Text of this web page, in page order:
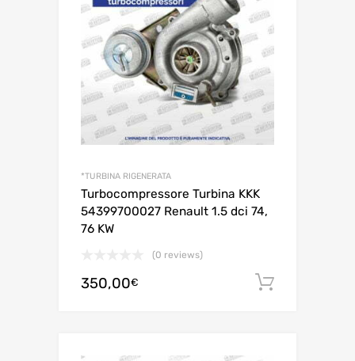
*TURBINA RIGENERATA
Turbocompressore Turbina KKK
54399700027 Renault 1.5 dci 74,
76 KW
(0 reviews)
350,00€